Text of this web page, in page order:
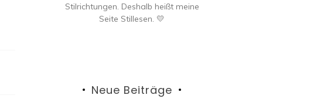
Stilrichtungen. Deshalb heißt meine
Seite Stillesen. 💛
Neue Beiträge